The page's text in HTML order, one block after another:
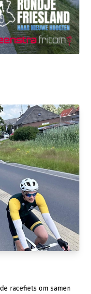
racefiets om samen